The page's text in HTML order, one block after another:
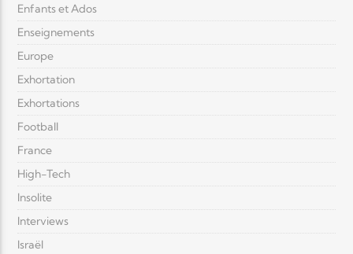
Enfants et Ados
Enseignements
Europe
Exhortation
Exhortations
Football
France
High-Tech
Insolite
Interviews
Israël